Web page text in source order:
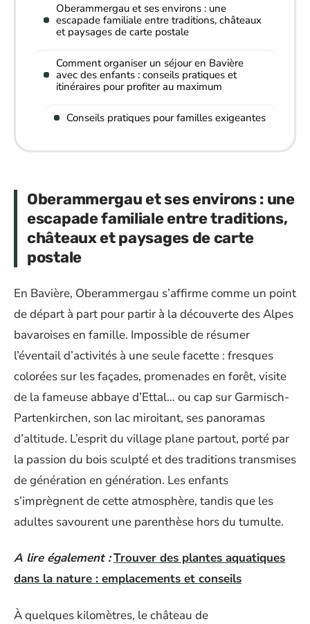
Oberammergau et ses environs : une
escapade familiale entre traditions, châteaux
et paysages de carte postale
Comment organiser un séjour en Bavière
avec des enfants : conseils pratiques et
itinéraires pour profiter au maximum
Conseils pratiques pour familles exigeantes
Oberammergau et ses environs : une
escapade familiale entre traditions,
châteaux et paysages de carte
postale
En Bavière, Oberammergau s’affirme comme un point
de départ à part pour partir à la découverte des Alpes
bavaroises en famille. Impossible de résumer
l’éventail d’activités à une seule facette : fresques
colorées sur les façades, promenades en forêt, visite
de la fameuse abbaye d’Ettal… ou cap sur Garmisch-
Partenkirchen, son lac miroitant, ses panoramas
d’altitude. L’esprit du village plane partout, porté par
la passion du bois sculpté et des traditions transmises
de génération en génération. Les enfants
s’imprègnent de cette atmosphère, tandis que les
adultes savourent une parenthèse hors du tumulte.
A lire également :Trouver des plantes aquatiques
dans la nature : emplacements et conseils
À quelques kilomètres, le château de